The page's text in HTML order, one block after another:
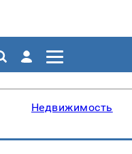
Недвижимость